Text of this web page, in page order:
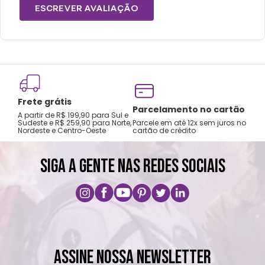
mochilas.
Lavar com água, esponja macia e sabão
neutro.
Não vai á lava-louças, nem ao micro-
ondas.
Não utilizar produtos químicos e abrasivos.
ESCREVER AVALIAÇÃO
Frete grátis
A partir de R$ 199,90 para Sul e
Sudeste e R$ 259,90 para Norte,
Nordeste e Centro-Oeste
Parcelamento no cartão
Parcele em até 12x sem juros no
cartão de crédito
SIGA A GENTE NAS REDES SOCIAIS
ASSINE NOSSA NEWSLETTER